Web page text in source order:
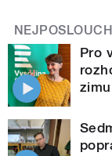
Pro
zimu